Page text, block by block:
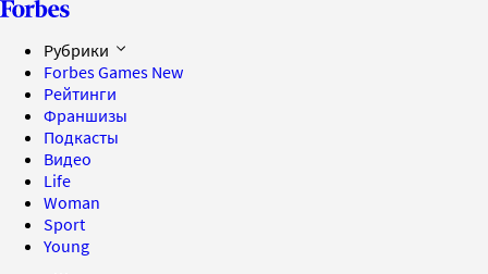
Рубрики
Forbes Games New
Рейтинги
Франшизы
Подкасты
Видео
Life
Woman
Sport
Young